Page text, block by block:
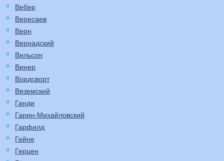
Вебер
Вересаев
Верн
Вернадский
Вильсон
Винер
Вордсворт
Вяземский
Ганди
Гарин-Михайловский
Гарфилд
Гейне
Герцен